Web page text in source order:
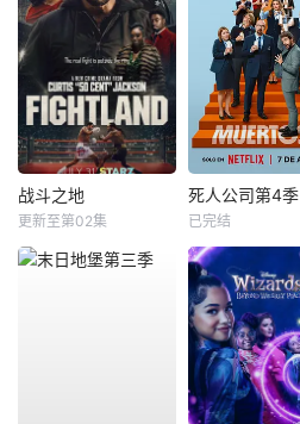
战斗之地
更新至第02集
死人公司第4季
已完结